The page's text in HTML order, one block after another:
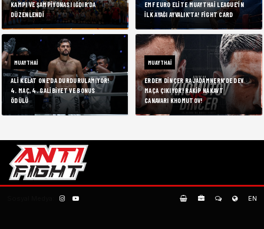
KAMPI VE ŞAMPIYONASI IĞDIR’DA
DÜZENLENDI
EMF EURO ELITE MUAYTHAI LEAGUE’IN
İLK AYAĞI AYVALIK’TA! FIGHT CARD
MUAYTHAI
ALI KELAT ONE’DA DURDURULAMIYOR!
4. MAÇ, 4. GALIBIYET VE BONUS
ÖDÜLÜ
MUAYTHAI
ERDEM DINÇER RAJADAMNERN’DE DEV
MAÇA ÇIKIYOR! RAKIP NAKAVT
CANAVARI KHOMUTOV!
EN